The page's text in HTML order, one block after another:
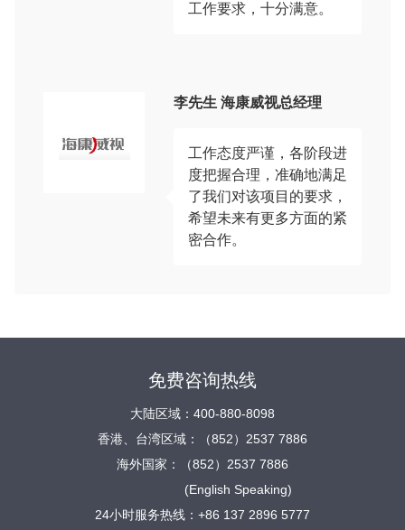
工作要求，十分满意。
李先生 海康威视总经理
工作态度严谨，各阶段进
度把握合理，准确地满足
了我们对该项目的要求，
希望未来有更多方面的紧
密合作。
免费咨询热线
大陆区域：400-880-8098
香港、台湾区域：（852）2537 7886
海外国家：（852）2537 7886
(English Speaking)
24小时服务热线：+86 137 2896 5777